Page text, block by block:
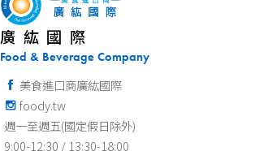
廣紘國際
Food & Beverage Company
美食進口商廣紘國際
foody.tw
週一至週五(國定假日除外)
9:00-12:30 / 13:30-18:00